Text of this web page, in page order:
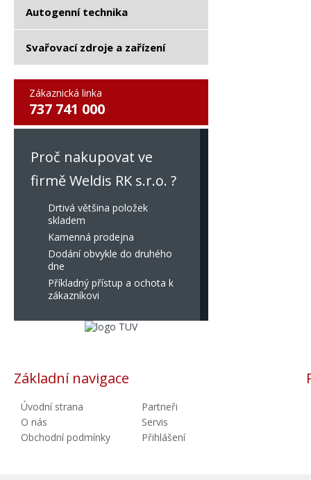
Autogenní technika
Svařovací zdroje a zařízení
Zákaznická linka
737 741 000
Proč nakupovat ve
firmě Weldis RK s.r.o. ?
Drtivá většina položek
skladem
Kamenná prodejna
Dodání obvykle do druhého
dne
Příkladný přístup a ochota k
zákazníkovi
Základní navigace
Úvodní strana
O nás
Obchodní podmínky
Partneři
Servis
Přihlášení